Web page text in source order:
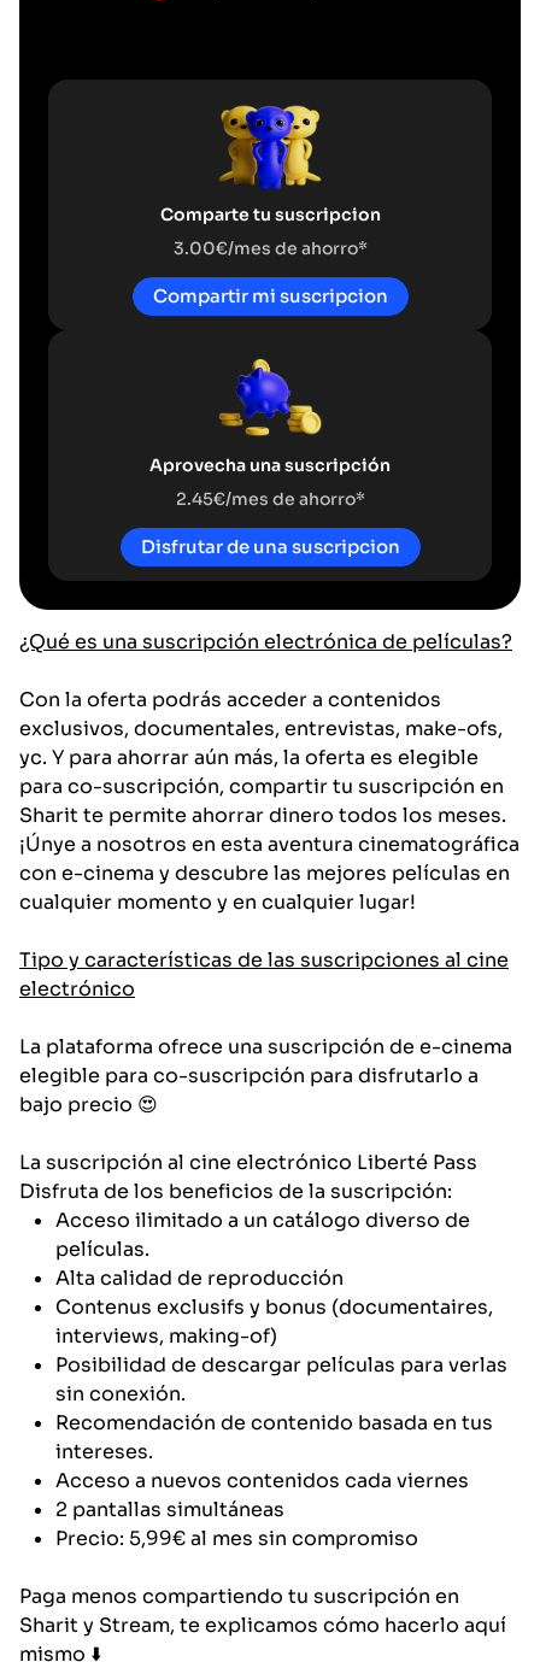
Comparte tu suscripcion
3.00€/mes de ahorro*
Compartir mi suscripcion
Aprovecha una suscripción
2.45€/mes de ahorro*
Disfrutar de una suscripcion
¿Qué es una suscripción electrónica de películas?
Con la oferta podrás acceder a contenidos
exclusivos, documentales, entrevistas, make-ofs,
yc. Y para ahorrar aún más, la oferta es elegible
para co-suscripción, compartir tu suscripción en
Sharit te permite ahorrar dinero todos los meses.
¡Únye a nosotros en esta aventura cinematográfica
con e-cinema y descubre las mejores películas en
cualquier momento y en cualquier lugar!
Tipo y características de las suscripciones al cine
electrónico
La plataforma ofrece una suscripción de e-cinema
elegible para co-suscripción para disfrutarlo a
bajo precio 😍
La suscripción al cine electrónico Liberté Pass
Disfruta de los beneficios de la suscripción:
Acceso ilimitado a un catálogo diverso de
películas.
Alta calidad de reproducción
Contenus exclusifs y bonus (documentaires,
interviews, making-of)
Posibilidad de descargar películas para verlas
sin conexión.
Recomendación de contenido basada en tus
intereses.
Acceso a nuevos contenidos cada viernes
2 pantallas simultáneas
Precio: 5,99€ al mes sin compromiso
Paga menos compartiendo tu suscripción en
Sharit y Stream, te explicamos cómo hacerlo aquí
mismo ⬇️